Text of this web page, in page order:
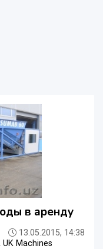
в аренду
13.05.2015, 14:38
Machines